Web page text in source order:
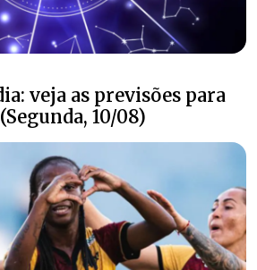
veja as previsões para
10/08)